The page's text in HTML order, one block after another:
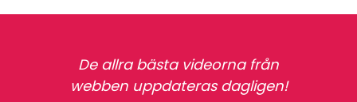
De allra bästa videorna från
webben uppdateras dagligen!